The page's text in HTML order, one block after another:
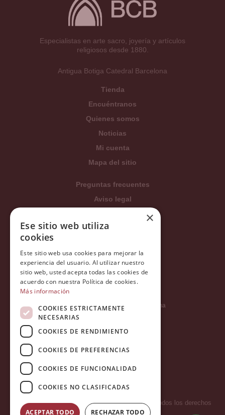
Especialistas en arte sacro, joyería y artículos
religiosos desde 1880.
Antigua Botiga Catedral Barcelona
Tienda
Encuéntranos
Quienes somos
Noticias
Mi cuenta
Mapa del sitio
Preguntas frecuentes
Aviso legal
Condiciones generales
Política de privacidad
Política Integrada
Tratamiento de datos
Carrer del Duc, 12 - 08002 Barcelona
Copyright 2026 © LA HORMIGA DE ORO S.L. - Todos los derechos
×
Ese sitio web utiliza
cookies
Este sitio web usa cookies para mejorar la
experiencia del usuario. Al utilizar nuestro
sitio web, usted acepta todas las cookies de
acuerdo con nuestra Política de cookies.
Más información
COOKIES ESTRICTAMENTE
NECESARIAS
COOKIES DE RENDIMIENTO
COOKIES DE PREFERENCIAS
COOKIES DE FUNCIONALIDAD
COOKIES NO CLASIFICADAS
ACEPTAR TODO RECHAZAR TODO